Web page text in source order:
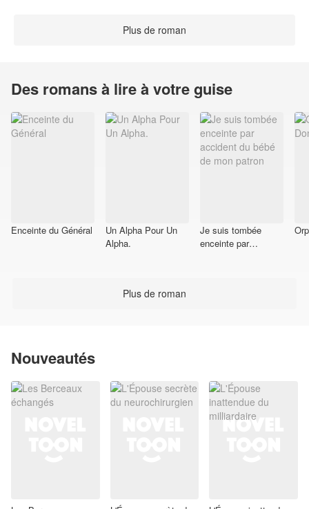
Plus de roman
Des romans à lire à votre guise
Enceinte du Général
Un Alpha Pour Un
Alpha.
Je suis tombée
enceinte par
Plus de roman
Nouveautés